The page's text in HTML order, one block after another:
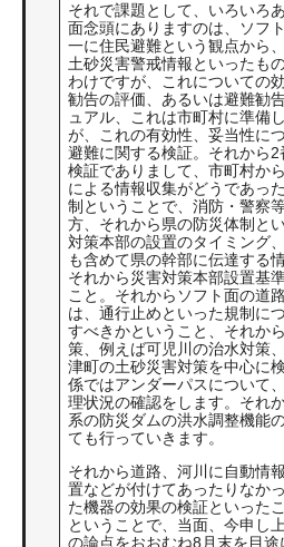
それで課題として、いろいろ
面念頭にありますのは、ソフ
一に住民避難という観点から
土砂災害警戒情報といったも
わけですが、これについての
勧告の評価、あるいは避難勧
ュアル、これは市町村に準備
が、これの有効性、妥当性に
避難に関する検証。それから
検証でありまして、市町村か
による情報収集がどうであっ
制ということで、消防・警察
方、それから県の防災体制と
対策本部の設置のタイミング
も含めて県の幹部に伝達する
それから災害対策本部設置基
こと。それからソフト面の道
は、通行止めといった規制に
すべきかということ、それか
策、例えば可児川の治水対策
津町の土砂災害対策を中心に
係ではアンダーパスについて
理状況の確認をします。それ
系の防災ダムの洪水調整機能
ても行っていきます。
それから道路、河川に自動情
置などが付けてあったりなか
た機器の効果の検証といった
ということで、当面、今申し
の論点をおおむね8月末を目